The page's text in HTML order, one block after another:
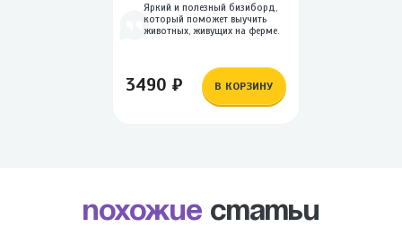
Яркий и полезный бизиборд,
который поможет выучить
животных, живущих на ферме.
3490 ₽ В КОРЗИНУ
Похожие статьи